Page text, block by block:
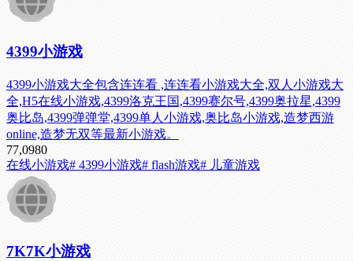
4399小游戏
4399小游戏大全包含连连看 ,连连看小游戏大全,双人小游戏大
全,H5在线小游戏,4399洛克王国,4399赛尔号,4399奥拉星,4399
奥比岛,4399弹弹堂,4399单人小游戏,奥比岛小游戏,造梦西游
online,造梦无双等最新小游戏。
77,0980
在线小游戏# 4399小游戏# flash游戏# 儿童游戏
7K7K小游戏